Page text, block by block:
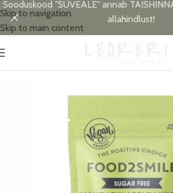
Skip to navigation
Skip to main content
Sooduskood "SUVEALE" annab
allahindlust!
Esileht